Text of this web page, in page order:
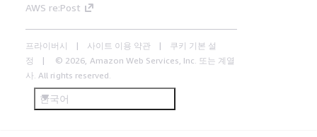
AWS re:Post
프라이버시 사이트 이용 약관
쿠키 기본 설
정
© 2026, Amazon Web Services, Inc. 또는 계열
사. All rights reserved.
한국어